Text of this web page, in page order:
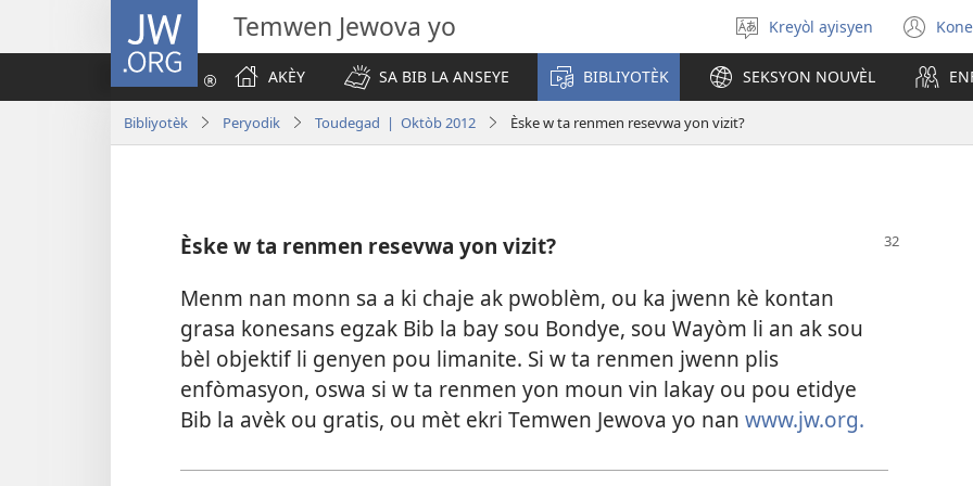
JW.ORG Temwen Jewova yo
Chwazi
lang
nan
Kreyòl ayisyen
AKÈY
SA BIB LA ANSEYE BIBLIYOTÈK SEKSYON NOUVÈL
Bibliyotèk Peryodik Toudegad | Oktòb 2012 Èske w ta renmen resevwa yon vizit?
Èske w ta renmen resevwa yon vizit?
Menm nan monn sa a ki chaje ak pwoblèm, ou ka jwenn kè kontan
grasa konesans egzak Bib la bay sou Bondye, sou Wayòm li an ak sou
bèl objektif li genyen pou limanite. Si w ta renmen jwenn plis
enfòmasyon, oswa si w ta renmen yon moun vin lakay ou pou etidye
Bib la avèk ou gratis, ou mèt ekri Temwen Jewova yo nan www.jw.org.